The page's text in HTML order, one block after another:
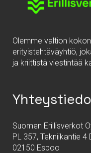
Olemme valtion
erityistehtäväyhtiö,
ja kriittistä viestintää
Suomen Erillisverkot
PL 357, Tekniikantie 4
02150 Espoo